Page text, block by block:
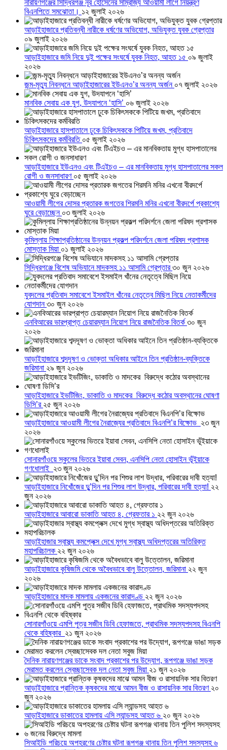
নারায়ণগঞ্জের সিদ্ধিরগঞ্জ নূর হোসেনের সাম্রাজ্য আওয়ামী লীগে নিয়ন্ত্রণ
বিএনপিতে সমঝোতা। ১২ জুলাই ২০২৬
আড়াইহাজারে প্রতিবন্ধী নারীকে ধর্ষণের অভিযোগ, অভিযুক্ত যুবক গ্রেপ্তার
০৯ জুলাই ২০২৬
আড়াইহাজারে জমি নিয়ে দুই পক্ষের সংঘর্ষে যুবক নিহত, আহত ১৫ ০৯ জুলাই
২০২৬
জন্ম-মৃত্যু নিবন্ধনে আড়াইহাজারের ইউএনও’র অনন্য অর্জন ০৭ জুলাই ২০২৬
মানবিক সেবায় এক যুগ, উদযাপনে ‘হাসি’ ০৬ জুলাই ২০২৬
আড়াইহাজারে হাসপাতালে ঢুকে চিকিৎসককে পিটিয়ে জখম, প্রতিবাদে
চিকিৎসকদের কর্মবিরতি ০৫ জুলাই ২০২৬
আড়াইহাজারে ইউএনও এবং টিএইচও – এর মানবিকতায় মুগ্ধ হাসপাতালের সকল
রোগী ও জনসাধারণ ০৫ জুলাই ২০২৬
আওয়ামী লীগের দোসর প্রতারক জগতের শিরমনি মনির এখনো বীরদর্পে প্রকাশ্যে
ঘুরে বেড়াচ্ছেন ০৩ জুলাই ২০২৬
কুমিল্লায় শিক্ষাপ্রতিষ্ঠানের উন্নয়ন প্রকল্প পরিদর্শনে জেলা পরিষদ প্রশাসক
মোস্তাক মিয়া ০১ জুলাই ২০২৬
সিদ্ধিরগঞ্জে বিশেষ অভিযানে মাদকসহ ১১ আসামি গ্রেপ্তার৩০ জুন ২০২৬
যুবদলের প্রতিবাদ সমাবেশে ইসমাইল খাঁনের নেতৃত্বে মিছিল নিয়ে নেতাকর্মীদের
যোগদান৩০ জুন ২০২৬
এনবিআরের ভারপ্রাপ্ত চেয়ারম্যান নিয়োগ নিয়ে রাজনৈতিক বিতর্ক ৩০ জুন
২০২৬
আড়াইহাজারে শব্দদূষণ ও ভোক্তা অধিকার আইনে তিন প্রতিষ্ঠান-ব্যক্তিকে
জরিমানা ২৯ জুন ২০২৬
আড়াইহাজারে ইভটিজিং, ডাকাতি ও মাদকের বিরুদ্ধে কঠোর অবস্থানের ঘোষণা
ডিসি’র ২৫ জুন ২০২৬
আড়াইহাজারে আওয়ামী লীগের নৈরাজ্যের প্রতিবাদে বিএনপি’র বিক্ষোভ ২৩ জুন
২০২৬
সোনারগাঁওয়ে স্কুলের ভিতরে ইয়াবা সেবন, এনসিপি নেতা হোসাইন ভূঁইয়াকে
গণধোলাই ২৩ জুন ২০২৬
আড়াইহাজারে নিখোঁজের দুু’দিন পর শিশুর লাশ উদ্ধার, পরিবারের দাবী হত্যা! ২২
জুন ২০২৬
আড়াইহাজারে আবারো ডাকাতি আহত ৪, গ্রেফতার ১ ২২ জুন ২০২৬
আড়াইহাজার স্বাস্থ্য কমপ্লেক্স দেখে মুগ্ধ স্বাস্থ্য অধিদপ্তরের অতিরিক্ত
মহাপরিচালক ২২ জুন ২০২৬
আড়াইহাজারে কৃষিজমি থেকে অবৈধভাবে বালু উত্তোলন, জরিমানা ২২ জুন
২০২৬
আড়াইহাজারে মাদক মামলায় একজনের কারাদণ্ড ২২ জুন ২০২৬
সোনারগাঁওয়ে এমপি পুত্র সজীব ডিবি হেফাজতে, প্রাথমিক সদস্যপদসহ বিএনপি
থেকে বহিষ্কার ২১ জুন ২০২৬
দৈনিক নারায়ণগঞ্জের ডাকে সংবাদ প্রকাশের পর উদ্যোগ, রূপগঞ্জে ভাঙা সড়ক
মেরামত করলেন স্বেচ্ছাসেবক দল নেতা সবুজ মিয়া ২১ জুন ২০২৬
আড়াইহাজারে প্রান্তিক কৃষকদের মাঝে আমন বীজ ও রাসায়নিক সার বিতরণ ২০
জুন ২০২৬
আড়াইহাজারে ডাকাতের হামলায় এসি ল্যান্ডসহ আহত ৬ ২০ জুন ২০২৬
সিআইডি পরিচয়ে অপহরণের চেষ্টার ঘটনা রূপগঞ্জ থানায় তিন পুলিশ সদস্যসহ ৬